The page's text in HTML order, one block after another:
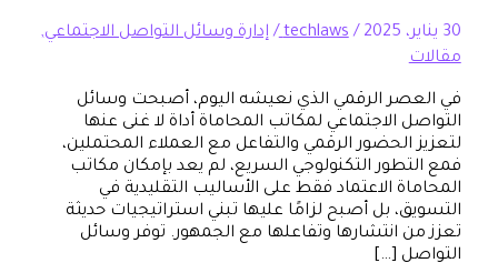
/
techlaws
/إدارة وسائل التواصل الاجتماعي,
الرقمي الذي نعيشه اليوم، أصبحت وسائل
الاجتماعي لمكاتب المحاماة أداة لا غنى عنها
الرقمي والتفاعل مع العملاء المحتملين،
التكنولوجي السريع، لم يعد بإمكان مكاتب
الاعتماد فقط على الأساليب التقليدية في
بل أصبح لزامًا عليها تبني استراتيجيات حديثة
انتشارها وتفاعلها مع الجمهور. توفر وسائل